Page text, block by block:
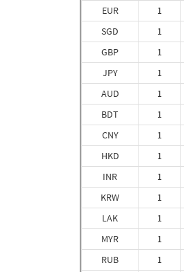
EUR
SGD
GBP
JPY
AUD
BDT
CNY
HKD
INR
KRW
LAK
MYR
RUB
1
1
1
1
1
1
1
1
1
1
1
1
1